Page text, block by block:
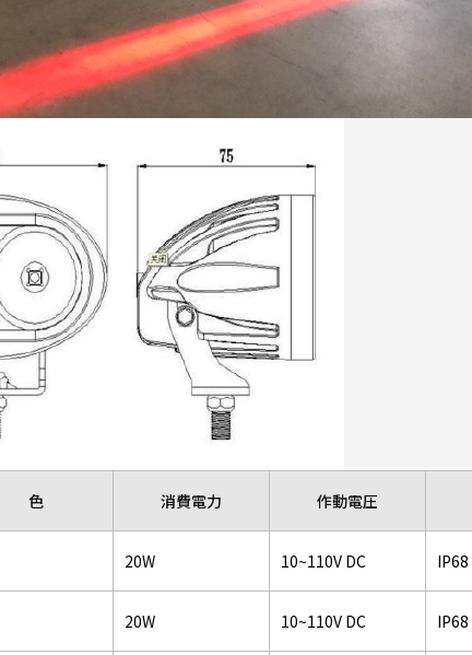
色 消費電力 作動電圧
20W 10~110V DC IP68
20W 10~110V DC IP68